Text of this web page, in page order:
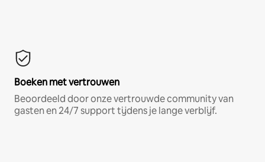
Boeken met vertrouwen
Beoordeeld door onze vertrouwde community van
gasten en 24/7 support tijdens je lange verblijf.